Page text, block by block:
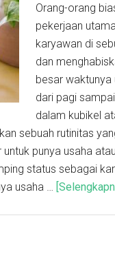
Orang-orang
pekerjaan
karyawan di
dan
besar waktunya
dari pagi
dalam kubikel
sebuah rutinitas
punya usaha
status sebagai
usaha …